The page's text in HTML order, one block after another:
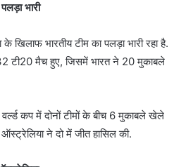
भारी
भारतीय टीम का पलड़ा भारी रहा है.
टी20 मैच हुए, जिसमें भारत ने 20 मुकाबले
कप में दोनों टीमों के बीच 6 मुकाबले खेले
ने दो में जीत हासिल की.